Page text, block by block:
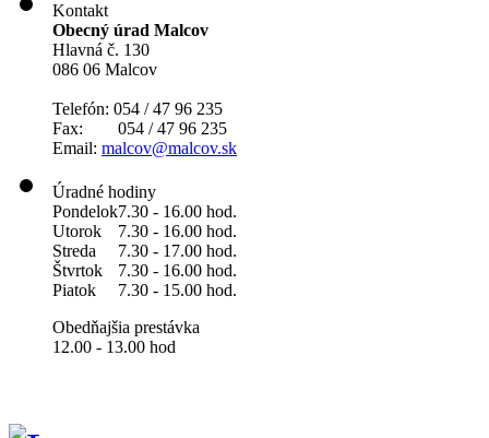
Kontakt
Obecný úrad Malcov
Hlavná č. 130
086 06 Malcov
Telefón: 054 / 47 96 235
Fax: 054 / 47 96 235
Email: malcov@malcov.sk
Úradné hodiny
Pondelok7.30 - 16.00 hod.
Utorok
7.30 - 16.00 hod.
Streda
7.30 - 17.00 hod.
Štvrtok
7.30 - 16.00 hod.
Piatok
7.30 - 15.00 hod.
Obedňajšia prestávka
12.00 - 13.00 hod